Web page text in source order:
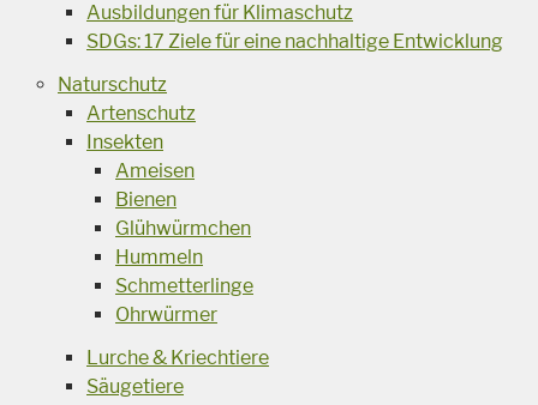
Ausbildungen für Klimaschutz
SDGs: 17 Ziele für eine nachhaltige Entwicklung
Naturschutz
Artenschutz
Insekten
Ameisen
Bienen
Glühwürmchen
Hummeln
Schmetterlinge
Ohrwürmer
Lurche & Kriechtiere
Säugetiere